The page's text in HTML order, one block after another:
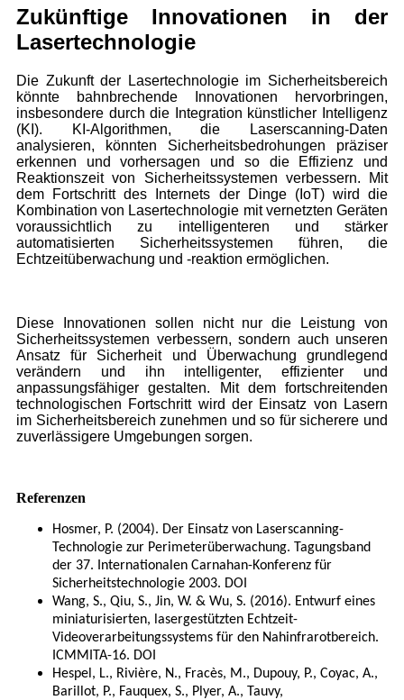
Zukünftige Innovationen in der
Lasertechnologie
Die Zukunft der Lasertechnologie im Sicherheitsbereich
könnte bahnbrechende Innovationen hervorbringen,
insbesondere durch die Integration künstlicher Intelligenz
(KI). KI-Algorithmen, die Laserscanning-Daten
analysieren, könnten Sicherheitsbedrohungen präziser
erkennen und vorhersagen und so die Effizienz und
Reaktionszeit von Sicherheitssystemen verbessern. Mit
dem Fortschritt des Internets der Dinge (IoT) wird die
Kombination von Lasertechnologie mit vernetzten Geräten
voraussichtlich zu intelligenteren und stärker
automatisierten Sicherheitssystemen führen, die
Echtzeitüberwachung und -reaktion ermöglichen.
Diese Innovationen sollen nicht nur die Leistung von
Sicherheitssystemen verbessern, sondern auch unseren
Ansatz für Sicherheit und Überwachung grundlegend
verändern und ihn intelligenter, effizienter und
anpassungsfähiger gestalten. Mit dem fortschreitenden
technologischen Fortschritt wird der Einsatz von Lasern
im Sicherheitsbereich zunehmen und so für sicherere und
zuverlässigere Umgebungen sorgen.
Referenzen
Hosmer, P. (2004). Der Einsatz von Laserscanning-
Technologie zur Perimeterüberwachung. Tagungsband
der 37. Internationalen Carnahan-Konferenz für
Sicherheitstechnologie 2003. DOI
Wang, S., Qiu, S., Jin, W. & Wu, S. (2016). Entwurf eines
miniaturisierten, lasergestützten Echtzeit-
Videoverarbeitungssystems für den Nahinfrarotbereich.
ICMMITA-16. DOI
Hespel, L., Rivière, N., Fracès, M., Dupouy, P., Coyac, A.,
Barillot, P., Fauquex, S., Plyer, A., Tauvy,